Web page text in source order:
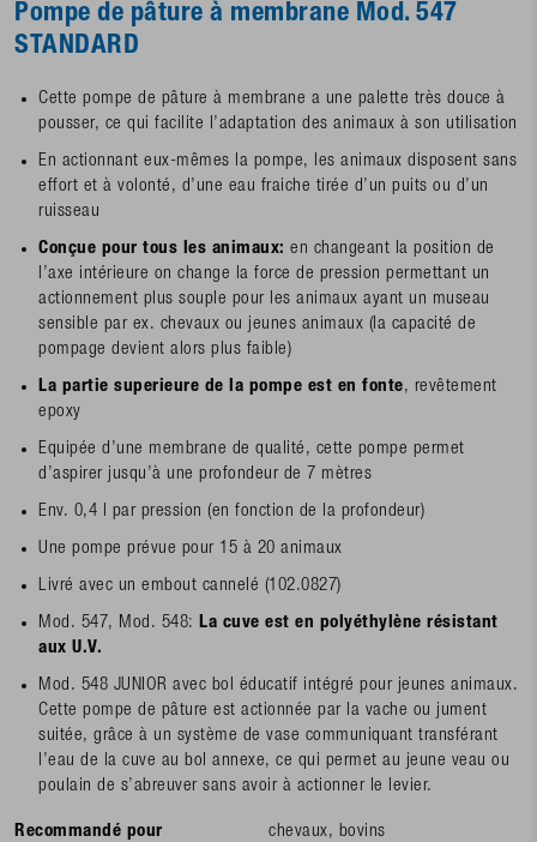
Pompe de pâture à membrane Mod. 547
STANDARD
Cette pompe de pâture à membrane a une palette très douce à
pousser, ce qui facilite l’adaptation des animaux à son utilisation
En actionnant eux-mêmes la pompe, les animaux disposent sans
effort et à volonté, d’une eau fraiche tirée d’un puits ou d’un
ruisseau
Conçue pour tous les animaux: en changeant la position de
l’axe intérieure on change la force de pression permettant un
actionnement plus souple pour les animaux ayant un museau
sensible par ex. chevaux ou jeunes animaux (la capacité de
pompage devient alors plus faible)
La partie superieure de la pompe est en fonte, revêtement
epoxy
Equipée d’une membrane de qualité, cette pompe permet
d’aspirer jusqu’à une profondeur de 7 mètres
Env. 0,4 l par pression (en fonction de la profondeur)
Une pompe prévue pour 15 à 20 animaux
Livré avec un embout cannelé (102.0827)
Mod. 547, Mod. 548: La cuve est en polyéthylène résistant
aux U.V.
Mod. 548 JUNIOR avec bol éducatif intégré pour jeunes animaux.
Cette pompe de pâture est actionnée par la vache ou jument
suitée, grâce à un système de vase communiquant transférant
l’eau de la cuve au bol annexe, ce qui permet au jeune veau ou
poulain de s’abreuver sans avoir à actionner le levier.
Recommandé pour
chevaux, bovins